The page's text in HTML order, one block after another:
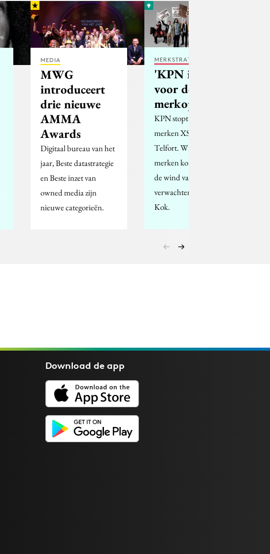
MEDIA
MWG
introduceert
drie nieuwe
AMMA
Awards
Digitaal bureau van het
jaar, Beste datastrategie
en Beste inzet van
owned media zijn
nieuwe categorieën.
MERKSTRATEGIE
'KPN is klaar
voor deze
merkoperatie'
KPN stopt met de
merken XS4All en
Telfort. Wie aan sterke
merken komt, kan altijd
de wind van voren
verwachten, zegt Philip
Kok.
Download deapp